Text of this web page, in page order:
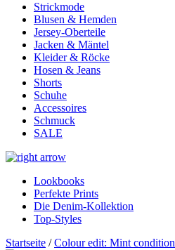
Strickmode
Blusen & Hemden
Jersey-Oberteile
Jacken & Mäntel
Kleider & Röcke
Hosen & Jeans
Shorts
Schuhe
Accessoires
Schmuck
SALE
Lookbooks
Perfekte Prints
Die Denim-Kollektion
Top-Styles
Startseite /Colour edit: Mint condition